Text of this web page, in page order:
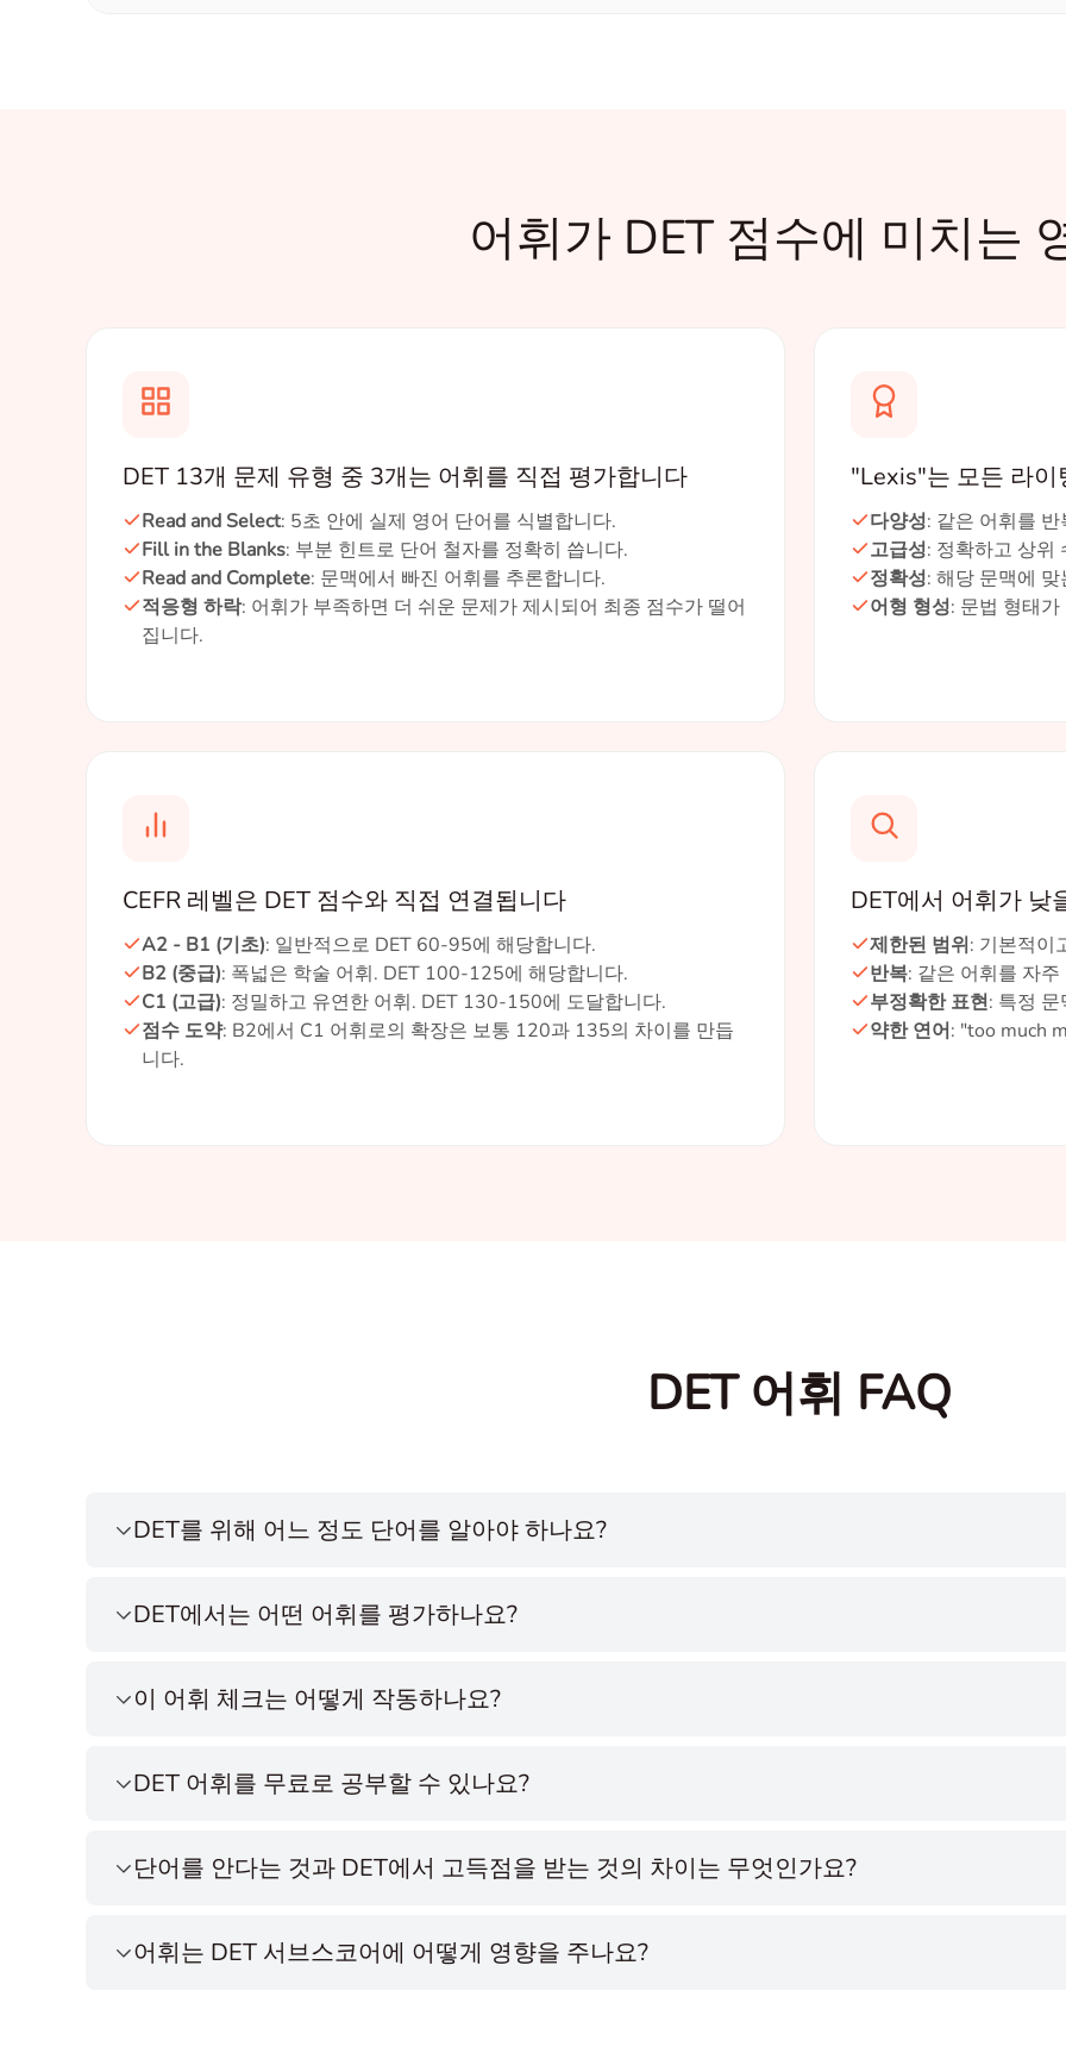
어휘가 DET 점수에 미치는
DET 13개 문제 유형 중 3개는 어휘를 직접 평가합니다
Read and Select: 5초 안에 실제 영어 단어를 식별합니다.
Fill in the Blanks: 부분 힌트로 단어 철자를 정확히 씁니다.
Read and Complete: 문맥에서 빠진 어휘를 추론합니다.
적응형 하락: 어휘가 부족하면 더 쉬운 문제가 제시되어 최종 점수가 떨어
집니다.
"Lexis"는 모든 라이
다양성: 같은 어휘를
고급성: 정확하고 상위
정확성: 해당 문맥에
어형 형성: 문법 형태
CEFR 레벨은 DET 점수와 직접 연결됩니다
A2 - B1 (기초): 일반적으로 DET 60-95에 해당합니다.
B2 (중급): 폭넓은 학술 어휘. DET 100-125에 해당합니다.
C1 (고급): 정밀하고 유연한 어휘. DET 130-150에 도달합니다.
점수 도약: B2에서 C1 어휘로의 확장은 보통 120과 135의 차이를 만듭
니다.
DET에서 어휘가 낮
제한된 범위: 기본적이
반복: 같은 어휘를 자
부정확한 표현: 특정
약한 연어: "too much
DET 어휘 FAQ
DET를 위해 어느 정도 단어를 알아야 하나요?
DET에서는 어떤 어휘를 평가하나요?
이 어휘 체크는 어떻게 작동하나요?
DET 어휘를 무료로 공부할 수 있나요?
단어를 안다는 것과 DET에서 고득점을 받는 것의 차이는 무엇인가요?
어휘는 DET 서브스코어에 어떻게 영향을 주나요?